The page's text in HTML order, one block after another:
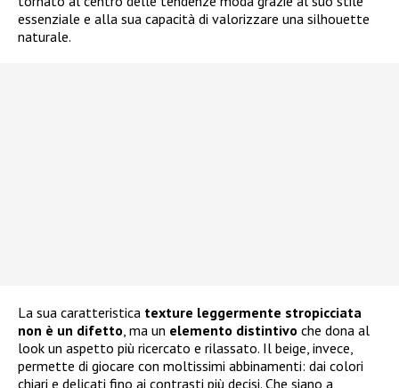
essenziale e alla sua capacità di valorizzare una silhouette
naturale.
La sua caratteristica texture leggermente stropicciata
non è un difetto , ma un elemento distintivo che dona al
look un aspetto più ricercato e rilassato. Il beige, invece,
permette di giocare con moltissimi abbinamenti: dai colori
chiari e delicati fino ai contrasti più decisi. Che siano a